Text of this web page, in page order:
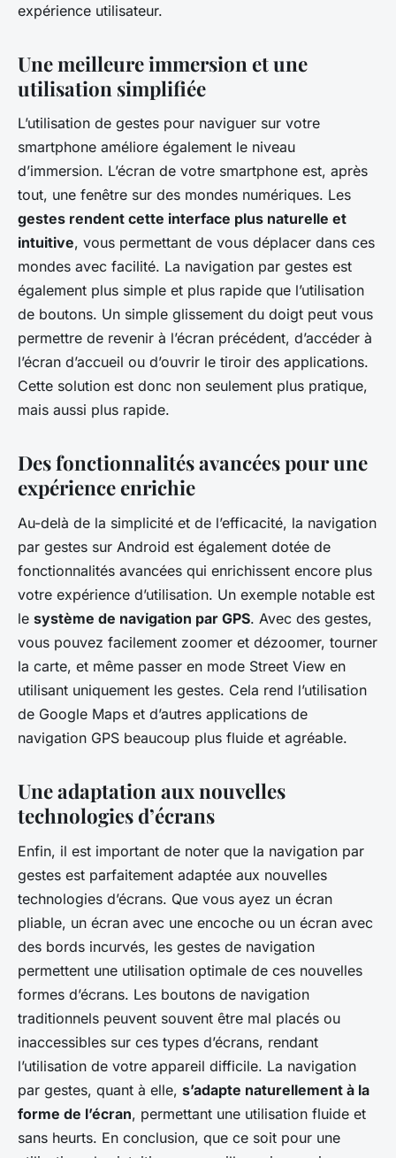
expérience utilisateur.
Une meilleure immersion et une
utilisation simplifiée
L’utilisation de gestes pour naviguer sur votre
smartphone améliore également le niveau
d’immersion. L’écran de votre smartphone est, après
tout, une fenêtre sur des mondes numériques. Les
gestes rendent cette interface plus naturelle et
intuitive, vous permettant de vous déplacer dans ces
mondes avec facilité. La navigation par gestes est
également plus simple et plus rapide que l’utilisation
de boutons. Un simple glissement du doigt peut vous
permettre de revenir à l’écran précédent, d’accéder à
l’écran d’accueil ou d’ouvrir le tiroir des applications.
Cette solution est donc non seulement plus pratique,
mais aussi plus rapide.
Des fonctionnalités avancées pour une
expérience enrichie
Au-delà de la simplicité et de l’efficacité, la navigation
par gestes sur Android est également dotée de
fonctionnalités avancées qui enrichissent encore plus
votre expérience d’utilisation. Un exemple notable est
le système de navigation par GPS. Avec des gestes,
vous pouvez facilement zoomer et dézoomer, tourner
la carte, et même passer en mode Street View en
utilisant uniquement les gestes. Cela rend l’utilisation
de Google Maps et d’autres applications de
navigation GPS beaucoup plus fluide et agréable.
Une adaptation aux nouvelles
technologies d’écrans
Enfin, il est important de noter que la navigation par
gestes est parfaitement adaptée aux nouvelles
technologies d’écrans. Que vous ayez un écran
pliable, un écran avec une encoche ou un écran avec
des bords incurvés, les gestes de navigation
permettent une utilisation optimale de ces nouvelles
formes d’écrans. Les boutons de navigation
traditionnels peuvent souvent être mal placés ou
inaccessibles sur ces types d’écrans, rendant
l’utilisation de votre appareil difficile. La navigation
par gestes, quant à elle, s’adapte naturellement à la
forme de l’écran, permettant une utilisation fluide et
sans heurts. En conclusion, que ce soit pour une